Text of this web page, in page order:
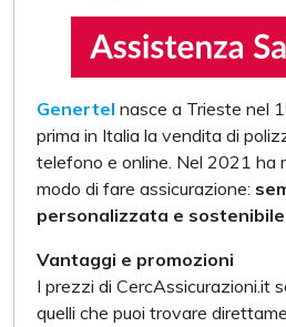
Genertel nasce a Trieste nel
prima in Italia la vendita di
telefono e online. Nel 2021 ha
modo di fare assicurazione:
personalizzata e
Vantaggi e promozioni
I prezzi di CercAssicurazioni.it
quelli che puoi trovare